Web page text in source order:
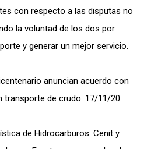
con respecto a las disputas no
la voluntad de los dos por
y generar un mejor servicio.
anuncian acuerdo con
transporte de crudo. 17/11/20
de Hidrocarburos: Cenit y